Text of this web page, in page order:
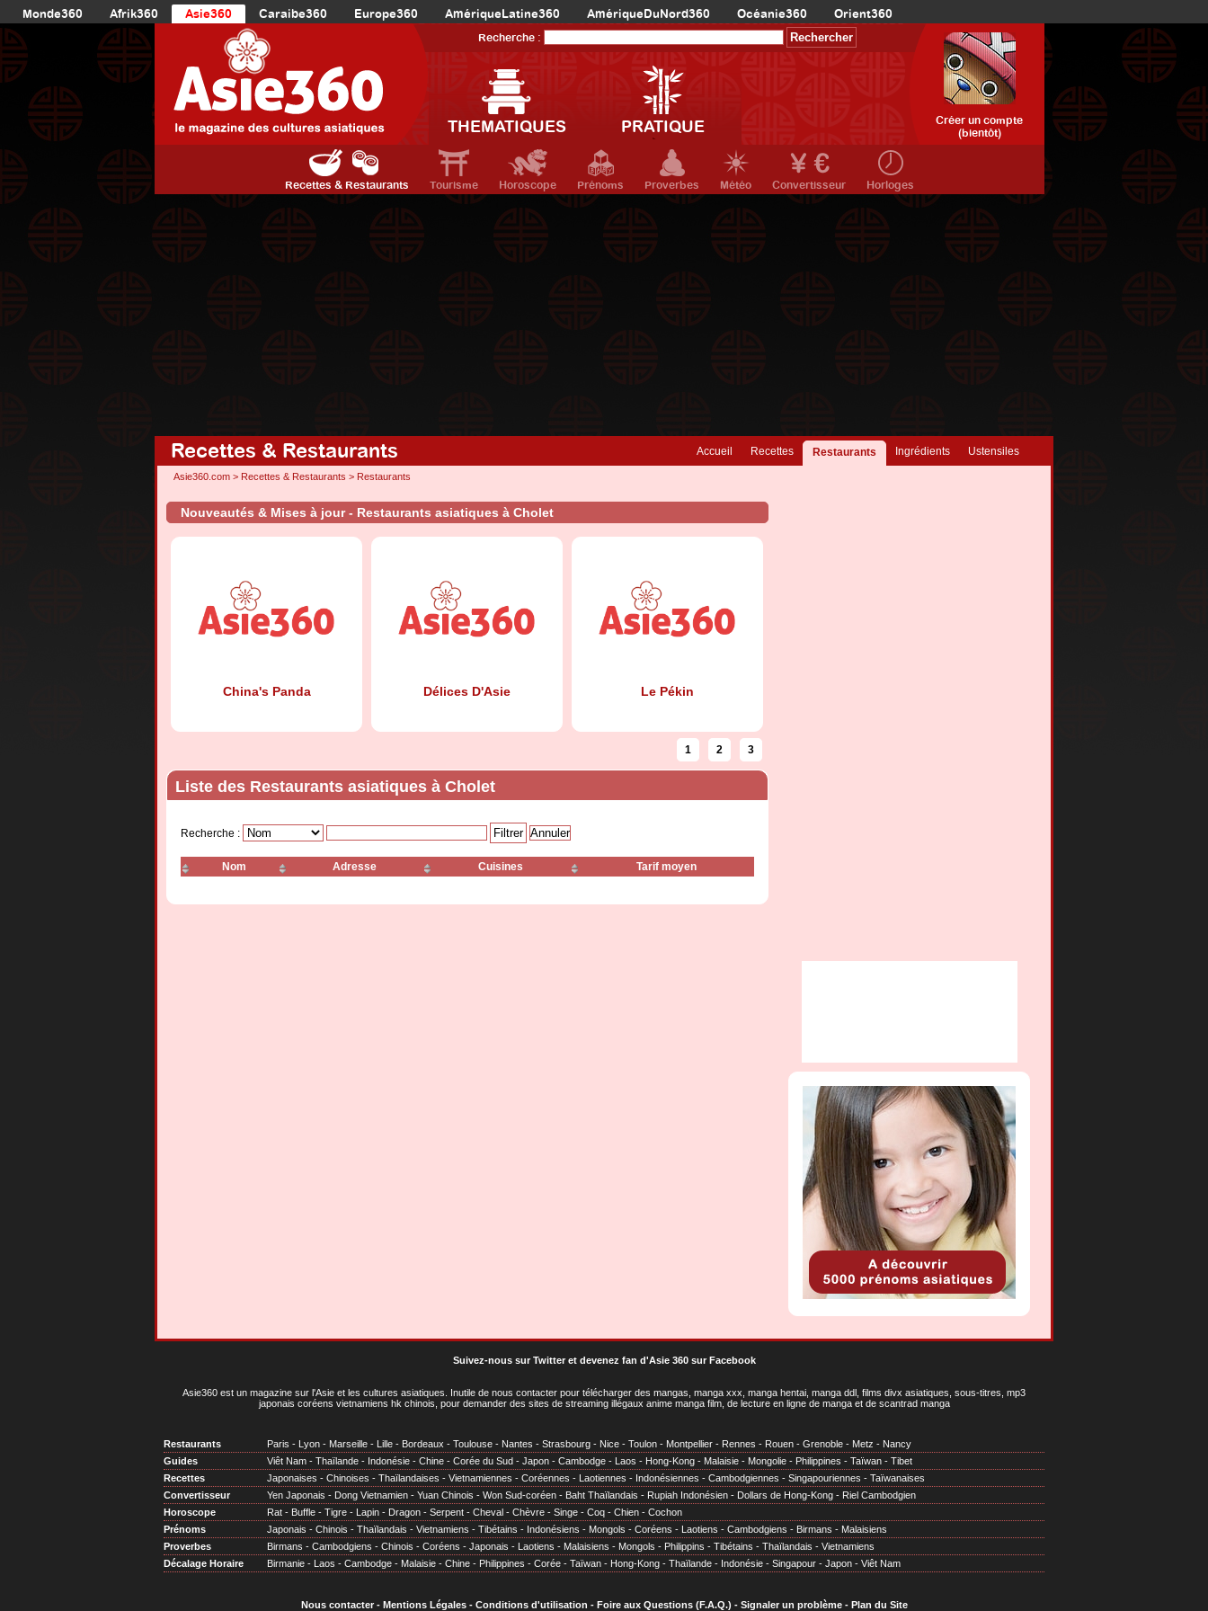
Monde360 Afrik360 Asie360 Caraibe360 Europe360 AmériqueLatine360 AmériqueDuNord360 Océanie360 Orient360
Recherche :
THEMATIQUES PRATIQUE
Créer un compte
(bientôt)
Recettes & Restaurants Tourisme Horoscope Prénoms Proverbes Météo Convertisseur Horloges
Recettes & Restaurants Ustensiles
Ingrédients
Restaurants
Recettes
Accueil
Asie360.com > Recettes & Restaurants > Restaurants
Nouveautés & Mises à jour - Restaurants asiatiques à Cholet
China's Panda Délices D'Asie Le Pékin
Sushi Kyo
1 2 3
Liste des Restaurants asiatiques à Cholet
Recherche :
Nom Adresse Cuisines Tarif moyen
Suivez-nous sur Twitteret devenez fan d'Asie 360 sur Facebook
Asie360 est un magazine sur l'Asie et les cultures asiatiques . Inutile de nous contacter pour télécharger des mangas, manga xxx, manga hentai, manga ddl, films divx asiatiques, sous-titres, mp3
japonais coréens vietnamiens hk chinois, pour demander des sites de streaming illégaux anime manga film, de lecture en ligne de manga et de scantrad manga
Restaurants Paris - Lyon - Marseille - Lille - Bordeaux - Toulouse - Nantes - Strasbourg - Nice - Toulon - Montpellier - Rennes - Rouen - Grenoble - Metz - Nancy
Guides
Viêt Nam - Thaïlande - Indonésie - Chine - Corée du Sud - Japon - Cambodge - Laos - Hong-Kong - Malaisie - Mongolie - Philippines - Taïwan - Tibet
Recettes
Japonaises - Chinoises - Thaïlandaises - Vietnamiennes - Coréennes - Laotiennes - Indonésiennes - Cambodgiennes - Singapouriennes - Taïwanaises
Convertisseur
Yen Japonais - Dong Vietnamien - Yuan Chinois - Won Sud-coréen - Baht Thaïlandais - Rupiah Indonésien - Dollars de Hong-Kong - Riel Cambodgien
Horoscope
Rat - Buffle - Tigre - Lapin - Dragon - Serpent - Cheval - Chèvre - Singe - Coq - Chien - Cochon
Prénoms
Japonais - Chinois - Thaïlandais - Vietnamiens - Tibétains - Indonésiens - Mongols - Coréens - Laotiens - Cambodgiens - Birmans - Malaisiens
Proverbes
Birmans - Cambodgiens - Chinois - Coréens - Japonais - Laotiens - Malaisiens - Mongols - Philippins - Tibétains - Thaïlandais - Vietnamiens
Décalage Horaire
Birmanie - Laos - Cambodge - Malaisie - Chine - Philippines - Corée - Taïwan - Hong-Kong - Thaïlande - Indonésie - Singapour - Japon - Viêt Nam
Nous contacter- Mentions Légales- Conditions d'utilisation - Foire aux Questions (F.A.Q.) - Signaler un problème- Plan du Site